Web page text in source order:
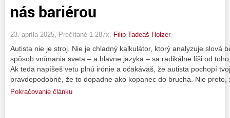
nás bariérou
23. apríla 2025, Prečítané 1 287x, Filip Tadeáš Holzer
Autista nie je stroj. Nie je chladný kalkulátor, ktorý analyzuje slová
spôsob vnímania sveta – a hlavne jazyka – sa radikálne líši od
Ak teda napíšeš vetu plnú irónie a očakávaš, že autista pochopí
pravdepodobné, že to dopadne ako kopanec do brucha. Nie
Pokračovanie článku